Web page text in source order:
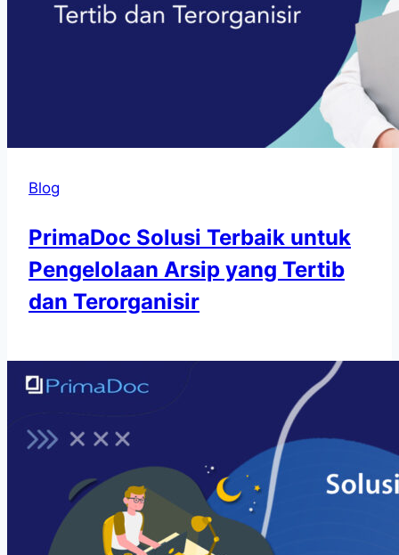
Blog
PrimaDoc Solusi Terbaik untuk
Pengelolaan Arsip yang Tertib
dan Terorganisir